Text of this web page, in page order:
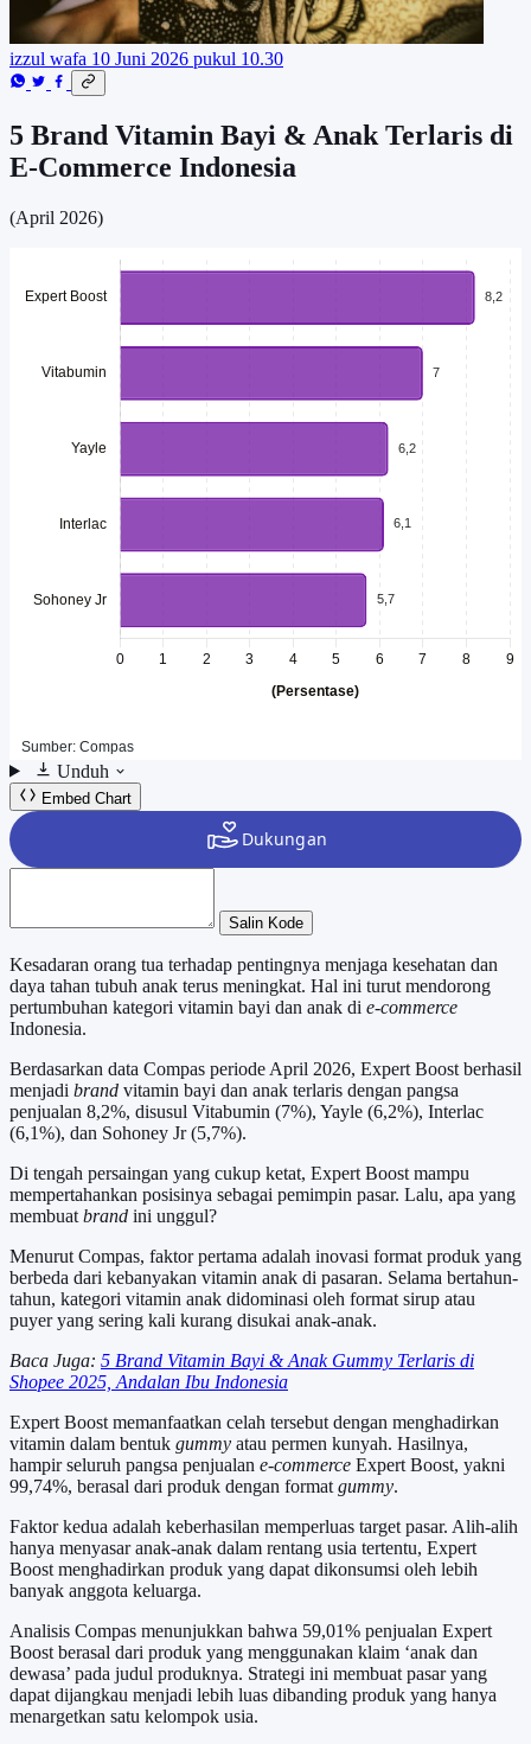
izzul wafa 10 Juni 2026 pukul 10.30
5 Brand Vitamin Bayi & Anak Terlaris di
E-Commerce Indonesia
(April 2026)
Unduh
Embed Chart
Salin Kode
Kesadaran orang tua terhadap pentingnya menjaga kesehatan dan
daya tahan tubuh anak terus meningkat. Hal ini turut mendorong
pertumbuhan kategori vitamin bayi dan anak di e-commerce
Indonesia.
Berdasarkan data Compas periode April 2026, Expert Boost berhasil
menjadi brand vitamin bayi dan anak terlaris dengan pangsa
penjualan 8,2%, disusul Vitabumin (7%), Yayle (6,2%), Interlac
(6,1%), dan Sohoney Jr (5,7%).
Di tengah persaingan yang cukup ketat, Expert Boost mampu
mempertahankan posisinya sebagai pemimpin pasar. Lalu, apa yang
membuat brand ini unggul?
Menurut Compas, faktor pertama adalah inovasi format produk yang
berbeda dari kebanyakan vitamin anak di pasaran. Selama bertahun-
tahun, kategori vitamin anak didominasi oleh format sirup atau
puyer yang sering kali kurang disukai anak-anak.
Baca Juga: 5 Brand Vitamin Bayi & Anak Gummy Terlaris di
Shopee 2025, Andalan Ibu Indonesia
Expert Boost memanfaatkan celah tersebut dengan menghadirkan
vitamin dalam bentuk gummy atau permen kunyah. Hasilnya,
hampir seluruh pangsa penjualan e-commerce Expert Boost, yakni
99,74%, berasal dari produk dengan format gummy.
Faktor kedua adalah keberhasilan memperluas target pasar. Alih-alih
hanya menyasar anak-anak dalam rentang usia tertentu, Expert
Boost menghadirkan produk yang dapat dikonsumsi oleh lebih
banyak anggota keluarga.
Analisis Compas menunjukkan bahwa 59,01% penjualan Expert
Boost berasal dari produk yang menggunakan klaim ‘anak dan
dewasa’ pada judul produknya. Strategi ini membuat pasar yang
dapat dijangkau menjadi lebih luas dibanding produk yang hanya
menargetkan satu kelompok usia.